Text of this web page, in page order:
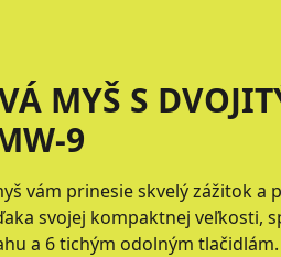
MYŠ S
9
vám prinesie skvelý zážitok a
svojej kompaktnej veľkosti,
a 6 tichým odolným